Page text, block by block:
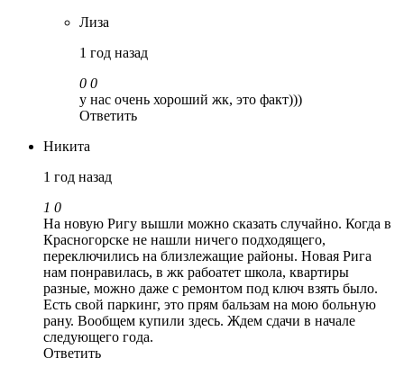
Лиза
1 год назад
0 0
у нас очень хороший жк, это факт)))
Ответить
Никита
1 год назад
1 0
На новую Ригу вышли можно сказать случайно. Когда в
Красногорске не нашли ничего подходящего,
переключились на близлежащие районы. Новая Рига
нам понравилась, в жк рабоатет школа, квартиры
разные, можно даже с ремонтом под ключ взять было.
Есть свой паркинг, это прям бальзам на мою больную
рану. Вообщем купили здесь. Ждем сдачи в начале
следующего года.
Ответить